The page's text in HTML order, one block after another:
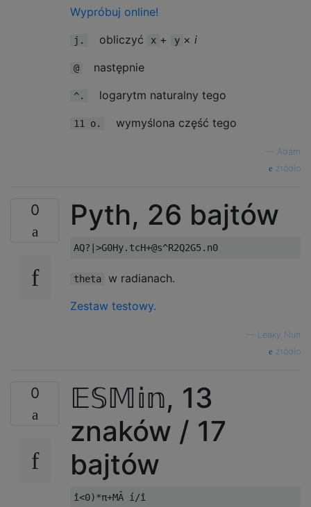
Wypróbuj online!
j. obliczyć x + y × i
@ następnie
^. logarytm naturalny tego
11 o. wymyślona część tego
Adám
źródło
0 Pyth, 26 bajtów
theta
w radianach.
Zestaw testowy.
Leaky Nun
źródło
0
𝔼𝕊𝕄𝕚𝕟, 13
znaków / 17
bajtów